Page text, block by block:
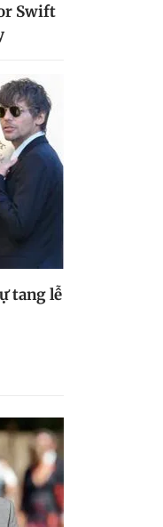
Swift
tang lễ